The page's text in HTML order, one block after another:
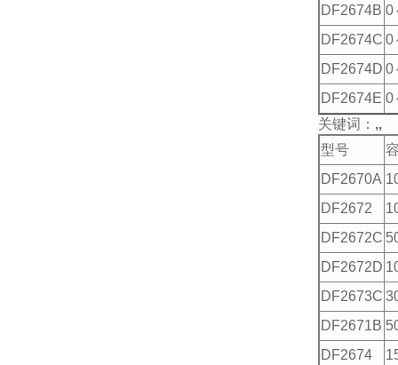
DF2674B 0
DF2674C 0
DF2674D 0
DF2674E 0
关键词： ,,
型号
DF2670A
DF2672
DF2672C
DF2672D
DF2673C
DF2671B
DF2674